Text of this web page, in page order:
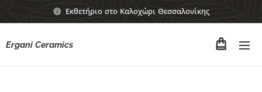
Εκθετήριο στο Καλοχώρι Θεσσαλονίκης
Ergani Ceramics